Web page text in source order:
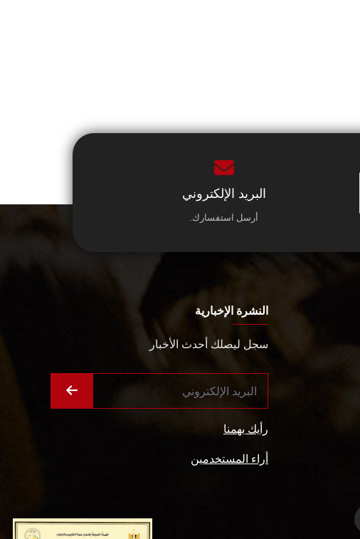
البريد الإلكتروني
أرسل استفسارك.
النشرة الإخبارية
سجل ليصلك أحدث الأخبار
رأيك يهمنا
أراء المستخدمين